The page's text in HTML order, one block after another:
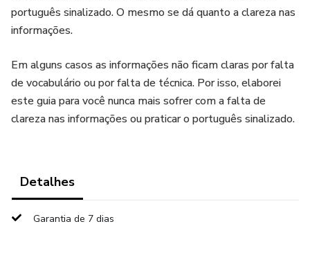
português sinalizado. O mesmo se dá quanto a clareza nas
informações.
Em alguns casos as informações não ficam claras por falta
de vocabulário ou por falta de técnica. Por isso, elaborei
este guia para você nunca mais sofrer com a falta de
clareza nas informações ou praticar o português sinalizado.
Detalhes
Garantia de 7 dias